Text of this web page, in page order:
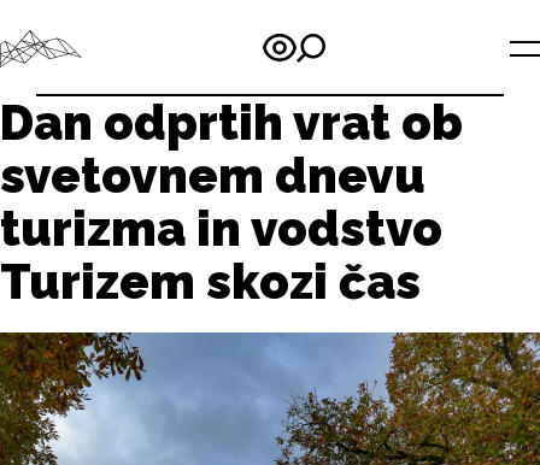
Dan odprtih vrat ob
svetovnem dnevu
turizma in vodstvo
Turizem skozi čas